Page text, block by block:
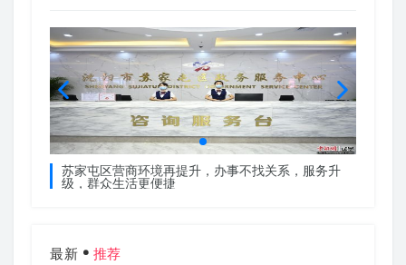
苏家屯区营商环境再提升，办事不找关系，服务升
级，群众生活更便捷
最新 推荐